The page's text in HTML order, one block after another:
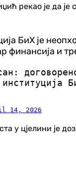
рекао је да
БиХ је
финансија и
14, 2026
у цјелини је